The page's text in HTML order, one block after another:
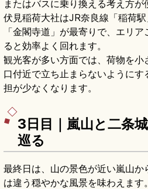
またはバスに乗り換える考え方が
伏見稲荷大社はJR奈良線「稲荷
「金閣寺道」が最寄りで、エリ
ると効率よく回れます。
観光客が多い方面では、荷物を小
口付近で立ち止まらないように
担が少なくなります。
3日目｜嵐山と二条
巡る
最終日は、山の景色が近い嵐山か
は違う穏やかな風景を味わえます。